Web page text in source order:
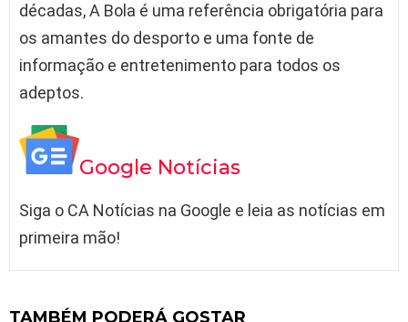
décadas, A Bola é uma referência obrigatória para
os amantes do desporto e uma fonte de
informação e entretenimento para todos os
adeptos.
Google Notícias
Siga o CA Notícias na Google e leia as notícias em
primeira mão!
TAMBÉM PODERÁ GOSTAR